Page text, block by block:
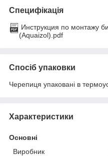
Специфікація
Инструкция по монтажу
(Aquaizol).pdf
Спосіб упаковки
Черепиця упаковані в
Характеристики
Основні
Виробник